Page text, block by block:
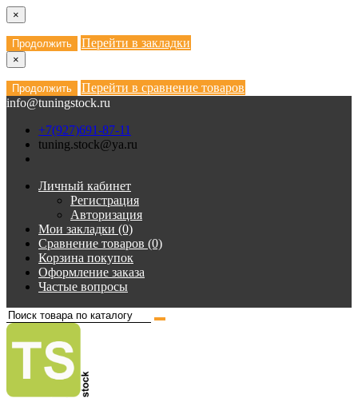
×
Продолжить Перейти в закладки
×
Продолжить
Перейти в сравнение товаров
info@tuningstock.ru
+7(927)691-87-11
tuning.stock@ya.ru
Личный кабинет
Регистрация
Авторизация
Мои закладки (0)
Сравнение товаров (0)
Корзина покупок
Оформление заказа
Частые вопросы